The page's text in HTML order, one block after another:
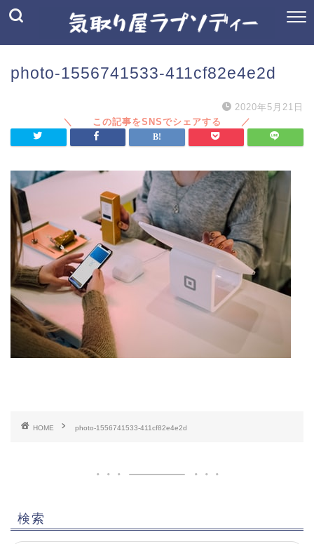
photo-1556741533-411cf82e4e2d
2020年5月21日
HOME photo-1556741533-411cf82e4e2d
検索